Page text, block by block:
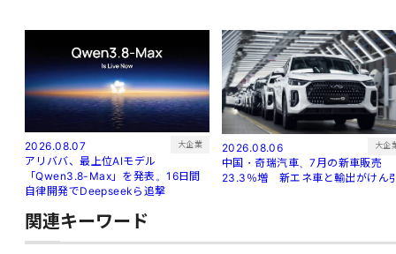
2026.08.07 大企業
アリババ、最上位AIモデル
「Qwen3.8-Max」を発表。16日間
自律開発でDeepseekら追撃
2026.08.06 大企
中国・奇瑞汽車、7月の新車販売
23.3％増 新エネ車と輸出がけん
関連キーワード